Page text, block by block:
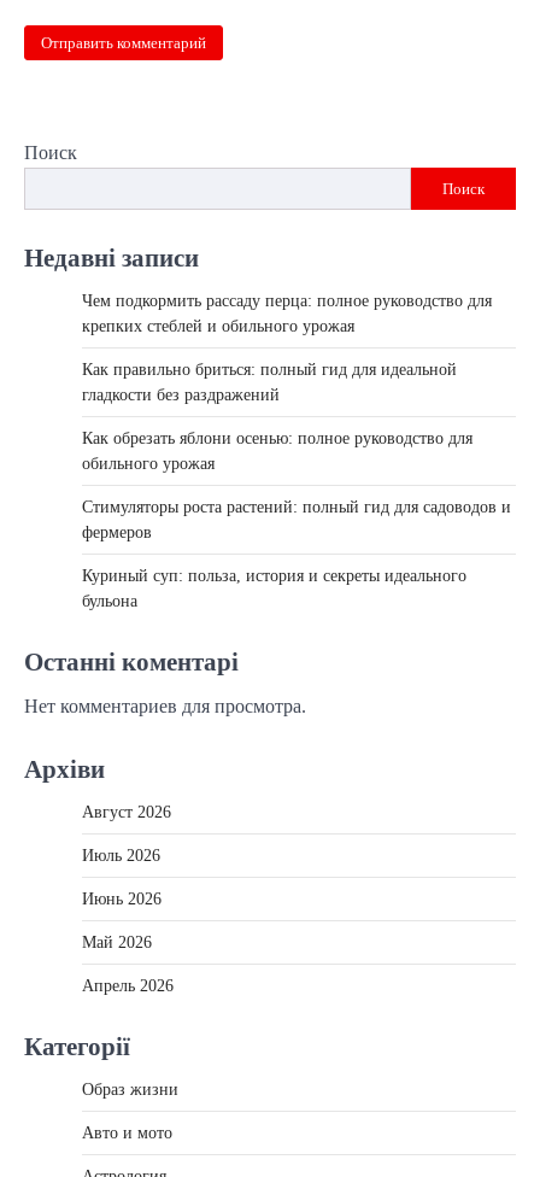
Поиск
Поиск
Недавні записи
Чем подкормить рассаду перца: полное руководство для
крепких стеблей и обильного урожая
Как правильно бриться: полный гид для идеальной
гладкости без раздражений
Как обрезать яблони осенью: полное руководство для
обильного урожая
Стимуляторы роста растений: полный гид для садоводов и
фермеров
Куриный суп: польза, история и секреты идеального
бульона
Останні коментарі
Нет комментариев для просмотра.
Архіви
Август 2026
Июль 2026
Июнь 2026
Май 2026
Апрель 2026
Категорії
Образ жизни
Авто и мото